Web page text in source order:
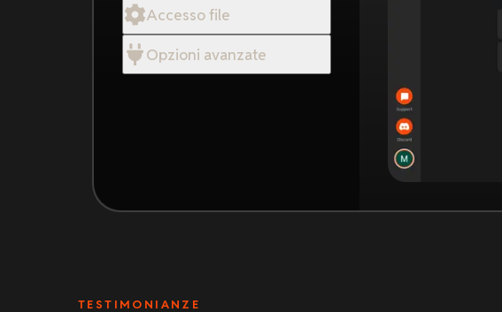
Accesso file
Opzioni avanzate
TESTIMONIANZE